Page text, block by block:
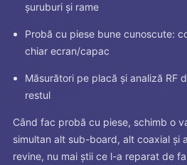
șuruburi și rame
Probă cu piese bune cunoscute:
chiar ecran/capac
Măsurători pe placă și analiză RF
restul
Când fac probă cu piese, schimb o
simultan alt sub-board, alt coaxial și
revine, nu mai știi ce l-a reparat de